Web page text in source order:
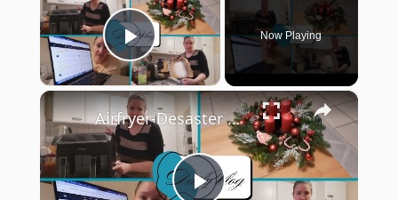
Play Video
Now Playing
×
Airfryer-Desaster 😩, Temu-Paket 📦 & 150 Blog-Posts an einem Wochenende 🤯 | Daily Vlog